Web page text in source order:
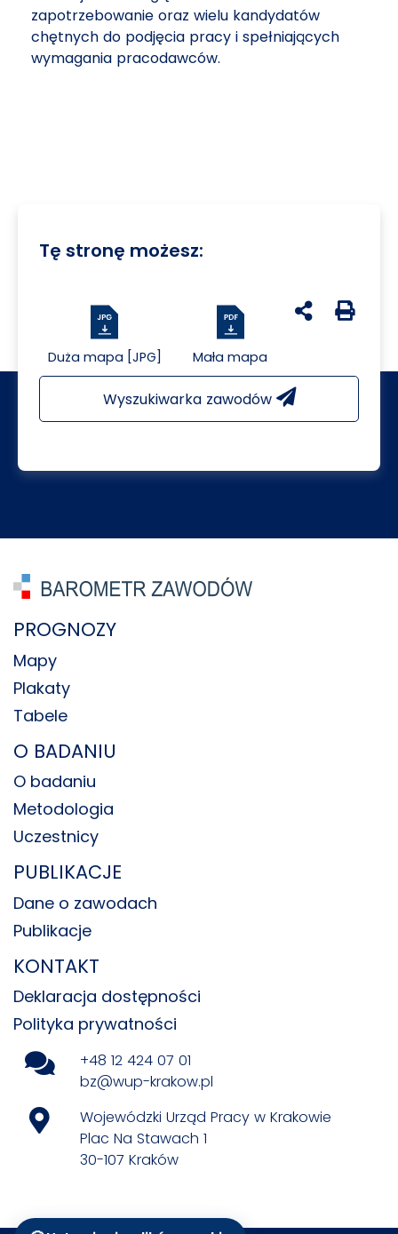
zapotrzebowanie oraz wielu kandydatów
chętnych do podjęcia pracy i spełniających
wymagania pracodawców.
Tę stronę możesz:
Duża mapa [JPG] Mała mapa
udostępnij na
Generuj
Wyszukiwarka zawodów
PROGNOZY
Mapy
Plakaty
Tabele
O BADANIU
O badaniu
Metodologia
Uczestnicy
PUBLIKACJE
Dane o zawodach
Publikacje
KONTAKT
Deklaracja dostępności
Polityka prywatności
+48 12 424 07 01
bz@wup-krakow.pl
Wojewódzki Urząd Pracy w Krakowie
Plac Na Stawach 1
30-107 Kraków